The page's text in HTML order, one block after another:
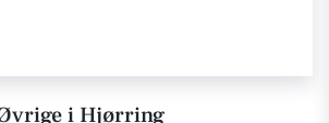
i Hjørring